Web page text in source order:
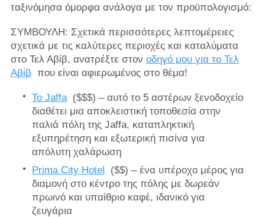
ταξινόμησα όμορφα ανάλογα με τον προϋπολογισμό:
ΣΥΜΒΟΥΛΗ: Σχετικά περισσότερες λεπτομέρειες
σχετικά με τις καλύτερες περιοχές και καταλύματα
στο Τελ Αβίβ, ανατρέξτε στον οδηγό μου για το Τελ
Αβίβ που είναι αφιερωμένος στο θέμα!
Το Jaffa($$$) – αυτό το 5 αστέρων ξενοδοχείο
διαθέτει μια αποκλειστική τοποθεσία στην
παλιά πόλη της Jaffa, καταπληκτική
εξυπηρέτηση και εξωτερική πισίνα για
απόλυτη χαλάρωση
Prima City Hotel ($$) – ένα υπέροχο μέρος για
διαμονή στο κέντρο της πόλης με δωρεάν
πρωινό και υπαίθριο καφέ, ιδανικό για
ζευγάρια